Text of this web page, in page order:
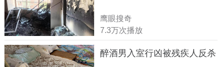
鹰眼搜奇
7.3万次播放
醉酒男入室行凶被残疾人反杀